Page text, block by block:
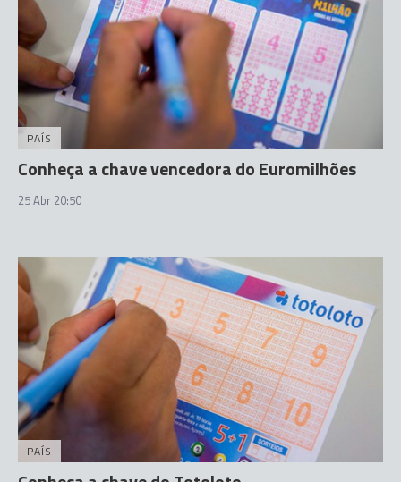
PAÍS
Conheça a chave vencedora do Euromilhões
25 Abr 20:50
PAÍS